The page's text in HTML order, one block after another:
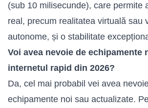
(sub 10 milisecunde), care permite
real, precum realitatea virtuală sau
autonome, și o stabilitate
Voi avea nevoie de echipamente
internetul rapid din 2026?
Da, cel mai probabil vei avea
echipamente noi sau actualizate.